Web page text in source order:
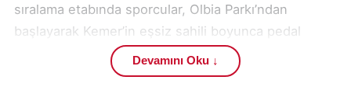
sıralama etabında sporcular, Olbia Parkı’ndan
başlayarak Kemer’in eşsiz sahili boyunca pedal
çevirecek. Şehir içi, orman, Ayışığı Koyu ve Kemer
Marina’nın içinden geçecek sporcular, şehre bisiklet
Devamını Oku ↓